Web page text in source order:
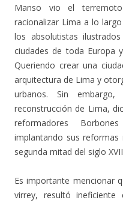
Manso vio el
racionalizar Lima a lo
los absolutistas
ciudades de toda Europa
Queriendo crear una
arquitectura de Lima y
urbanos. Sin
reconstrucción de Lima,
reformadores
implantando sus reformas
segunda mitad del siglo
Es importante mencionar
virrey, resultó